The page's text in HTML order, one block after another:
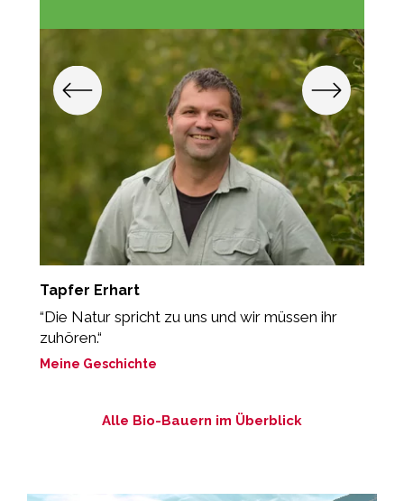
Tapfer Erhart
“Die Natur spricht zu uns und wir müssen ihr
zuhören.“
Meine Geschichte
Alle Bio-Bauern im Überblick